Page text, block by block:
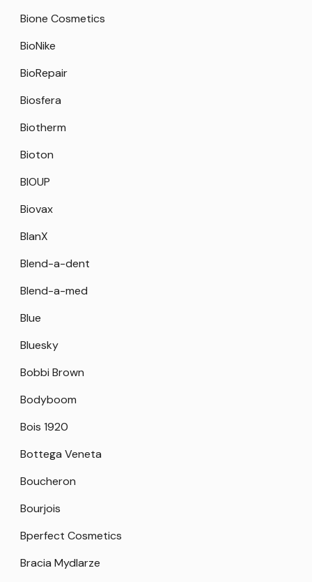
Bione Cosmetics
BioNike
BioRepair
Biosfera
Biotherm
Bioton
BIOUP
Biovax
BlanX
Blend-a-dent
Blend-a-med
Blue
Bluesky
Bobbi Brown
Bodyboom
Bois 1920
Bottega Veneta
Boucheron
Bourjois
Bperfect Cosmetics
Bracia Mydlarze